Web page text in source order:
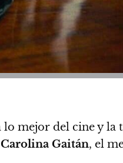
lo mejor del cine y
Carolina Gaitán, el